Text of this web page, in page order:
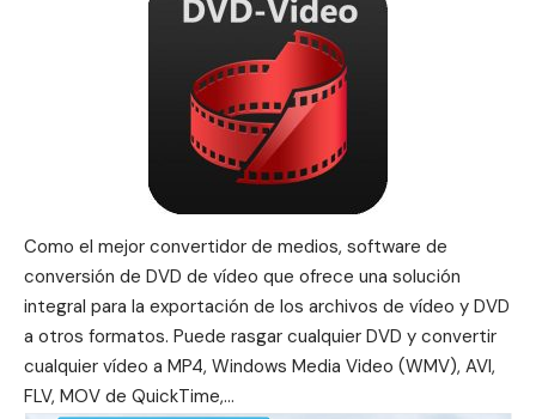
Como el mejor convertidor de medios, software de
conversión de DVD de vídeo que ofrece una solución
integral para la exportación de los archivos de vídeo y DVD
a otros formatos. Puede rasgar cualquier DVD y convertir
cualquier vídeo a MP4, Windows Media Video (WMV), AVI,
FLV, MOV de QuickTime,…